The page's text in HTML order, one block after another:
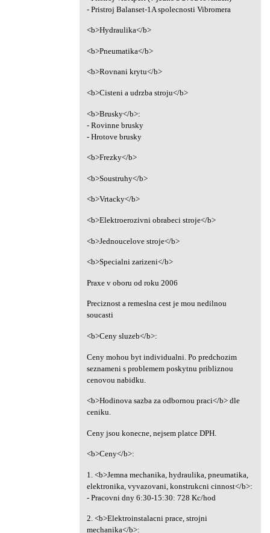
- Pristroj Balanset-1A spolecnosti Vibromera
<b>Hydraulika</b>
<b>Pneumatika</b>
<b>Rovnani krytu</b>
<b>Cisteni a udrzba stroju</b>
<b>Brusky</b>:
- Rovinne brusky
- Hrotove brusky
<b>Frezky</b>
<b>Soustruhy</b>
<b>Vrtacky</b>
<b>Elektroerozivni obrabeci stroje</b>
<b>Jednoucelove stroje</b>
<b>Specialni zarizeni</b>
Praxe v oboru od roku 2006
Preciznost a remeslna cest je mou nedilnou
soucasti
<b>Ceny sluzeb</b>:
Ceny mohou byt individualni. Po predchozim
seznameni s problemem poskytnu pribliznou
cenovou nabidku.
<b>Hodinova sazba za odbornou praci</b> dle
ceniku.
Ceny jsou konecne, nejsem platce DPH.
<b>Ceny</b>:
1. <b>Jemna mechanika, hydraulika, pneumatika,
elektronika, vyvazovani, konstrukcni cinnost</b>:
- Pracovni dny 6:30-15:30: 728 Kc/hod
2. <b>Elektroinstalacni prace, strojni
mechanika</b>: